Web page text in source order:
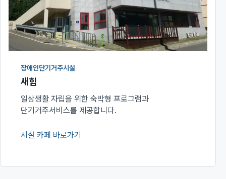
장애인단기거주시설
새힘
일상생활 자립을 위한 숙박형 프로그램과
단기거주서비스를 제공합니다.
시설 카페 바로가기
(새 창에서 열림)